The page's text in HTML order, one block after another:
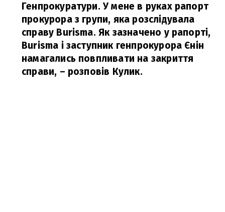
Генпрокуратури. У мене в руках рапорт
прокурора з групи, яка розслідувала
справу Burisma. Як зазначено у рапорті,
Burisma і заступник генпрокурора Єнін
намагались повпливати на закриття
справи, – розповів Кулик.